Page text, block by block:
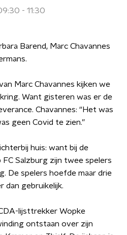
- 11:30
Barend, Marc Chavannes
Marc Chavannes kijken we
Want gisteren was er de
Chavannes: “Het was
geen Covid te zien.”
huis: want bij de
Salzburg zijn twee spelers
De spelers hoefde maar drie
dan gebruikelijk.
lijsttrekker Wopke
ontstaan over zijn